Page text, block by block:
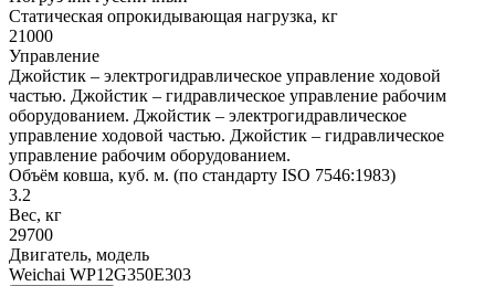
Статическая опрокидывающая нагрузка, кг
21000
Управление
Джойстик – электрогидравлическое управление ходовой
частью. Джойстик – гидравлическое управление рабочим
оборудованием. Джойстик – электрогидравлическое
управление ходовой частью. Джойстик – гидравлическое
управление рабочим оборудованием.
Объём ковша, куб. м. (по стандарту ISO 7546:1983)
3.2
Вес, кг
29700
Двигатель, модель
Weichai WP12G350E303